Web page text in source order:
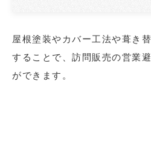
屋根塗装やカバー工法や葺き
することで、訪問販売の営業
ができます。